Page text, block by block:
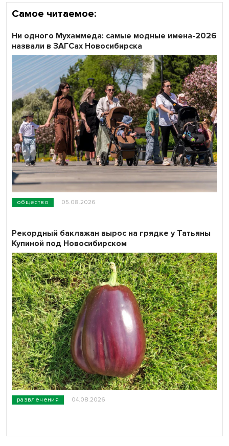
Самое читаемое:
общество 05.08.2026
Ни одного Мухаммеда: самые модные имена-2026
назвали в ЗАГСах Новосибирска
развлечения 04.08.2026
Рекордный баклажан вырос на грядке у Татьяны
Купиной под Новосибирском